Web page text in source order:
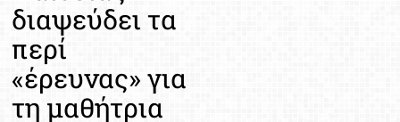
διαψεύδει τα
περί
«έρευνας» για
τη μαθήτρια